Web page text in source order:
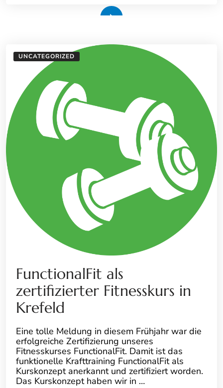
UNCATEGORIZED
FunctionalFit als
zertifizierter Fitnesskurs in
Krefeld
Eine tolle Meldung in diesem Frühjahr war die
erfolgreiche Zertifizierung unseres
Fitnesskurses FunctionalFit. Damit ist das
funktionelle Krafttraining FunctionalFit als
Kurskonzept anerkannt und zertifiziert worden.
Das Kurskonzept haben wir in …